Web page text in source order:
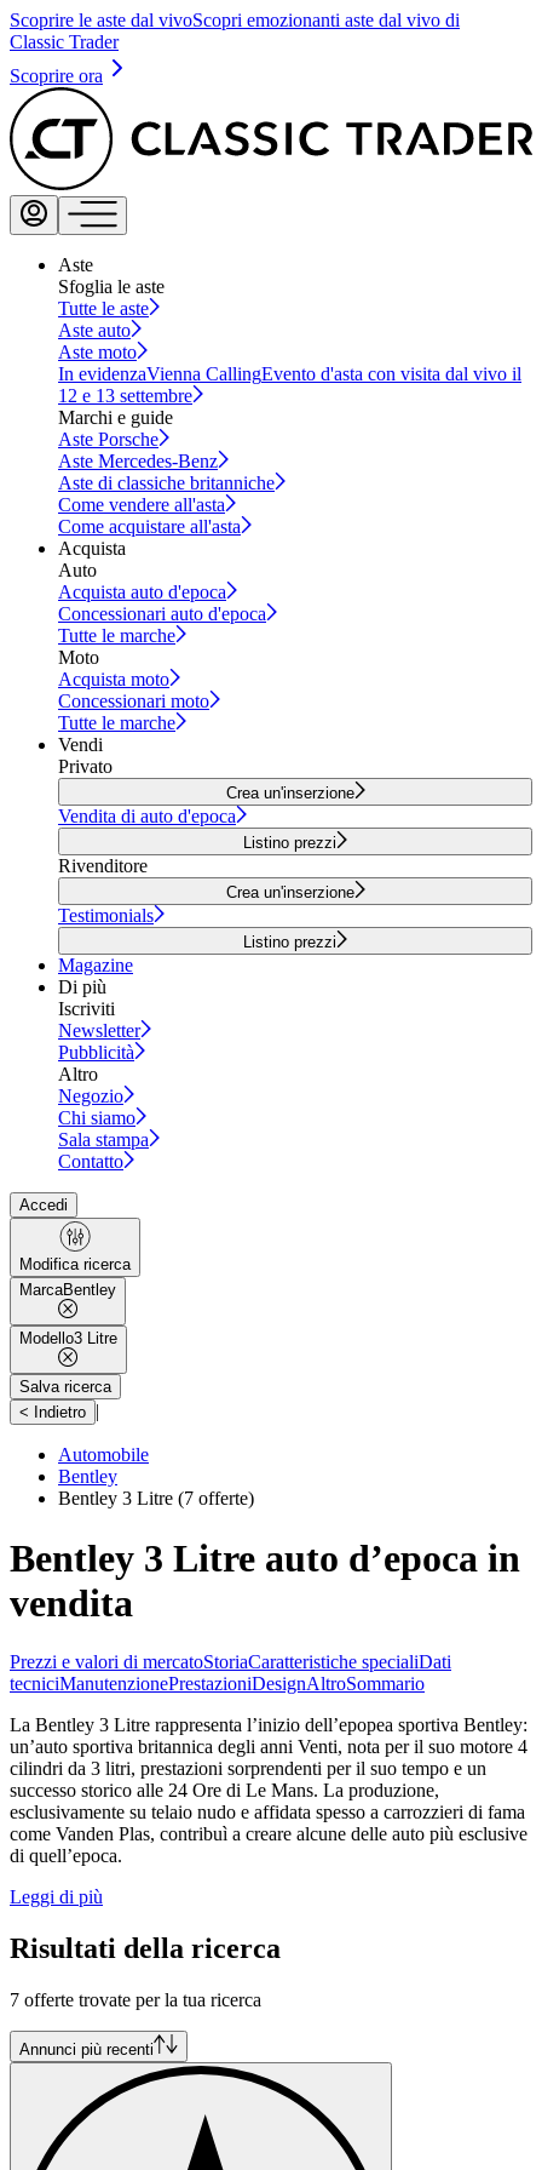
Scoprire le aste dal vivoScopri emozionanti aste dal vivo di
Classic Trader
Scoprire ora
Aste
Sfoglia le aste
Tutte le aste
Aste auto
Aste moto
In evidenzaVienna CallingEvento d'asta con visita dal vivo il
12 e 13 settembre
Marchi e guide
Aste Porsche
Aste Mercedes-Benz
Aste di classiche britanniche
Come vendere all'asta
Come acquistare all'asta
Acquista
Auto
Acquista auto d'epoca
Concessionari auto d'epoca
Tutte le marche
Moto
Acquista moto
Concessionari moto
Tutte le marche
Vendi
Privato
Crea un'inserzione
Vendita di auto d'epoca
Listino prezzi
Rivenditore
Crea un'inserzione
Testimonials
Listino prezzi
Magazine
Di più
Iscriviti
Newsletter
Pubblicità
Altro
Negozio
Chi siamo
Sala stampa
Contatto
Accedi
Modifica ricerca
MarcaBentley
Modello3 Litre
Salva ricerca
< Indietro |
Automobile
Bentley
Bentley 3 Litre (7 offerte)
Bentley 3 Litre auto d’epoca in
vendita
Prezzi e valori di mercatoStoriaCaratteristiche specialiDati
tecniciManutenzionePrestazioniDesignAltroSommario
La Bentley 3 Litre rappresenta l’inizio dell’epopea sportiva Bentley:
un’auto sportiva britannica degli anni Venti, nota per il suo motore 4
cilindri da 3 litri, prestazioni sorprendenti per il suo tempo e un
successo storico alle 24 Ore di Le Mans. La produzione,
esclusivamente su telaio nudo e affidata spesso a carrozzieri di fama
come Vanden Plas, contribuì a creare alcune delle auto più esclusive
di quell’epoca.
Leggi di più
Risultati della ricerca
7 offerte trovate per la tua ricerca
Annunci più recenti